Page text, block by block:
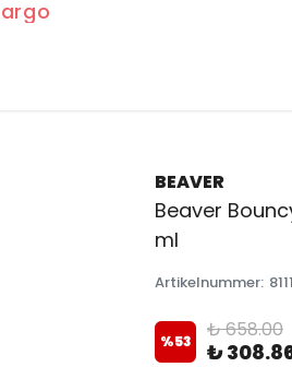
BEAVER
Beaver
ml
Artikelnummer:
%53 ₺ 658.00
₺